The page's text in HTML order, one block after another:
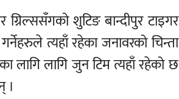
शुटिङ बान्दीपुर टाइगर
त्यहाँ रहेका जनावरको चिन्ता
लागि लागि जुन टिम त्यहाँ रहेको छ
।